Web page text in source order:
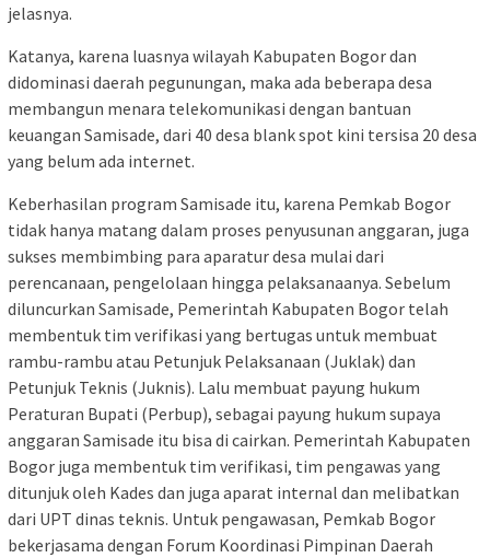
jelasnya.
Katanya, karena luasnya wilayah Kabupaten Bogor dan
didominasi daerah pegunungan, maka ada beberapa desa
membangun menara telekomunikasi dengan bantuan
keuangan Samisade, dari 40 desa blank spot kini tersisa 20 desa
yang belum ada internet.
Keberhasilan program Samisade itu, karena Pemkab Bogor
tidak hanya matang dalam proses penyusunan anggaran, juga
sukses membimbing para aparatur desa mulai dari
perencanaan, pengelolaan hingga pelaksanaanya. Sebelum
diluncurkan Samisade, Pemerintah Kabupaten Bogor telah
membentuk tim verifikasi yang bertugas untuk membuat
rambu-rambu atau Petunjuk Pelaksanaan (Juklak) dan
Petunjuk Teknis (Juknis). Lalu membuat payung hukum
Peraturan Bupati (Perbup), sebagai payung hukum supaya
anggaran Samisade itu bisa di cairkan. Pemerintah Kabupaten
Bogor juga membentuk tim verifikasi, tim pengawas yang
ditunjuk oleh Kades dan juga aparat internal dan melibatkan
dari UPT dinas teknis. Untuk pengawasan, Pemkab Bogor
bekerjasama dengan Forum Koordinasi Pimpinan Daerah